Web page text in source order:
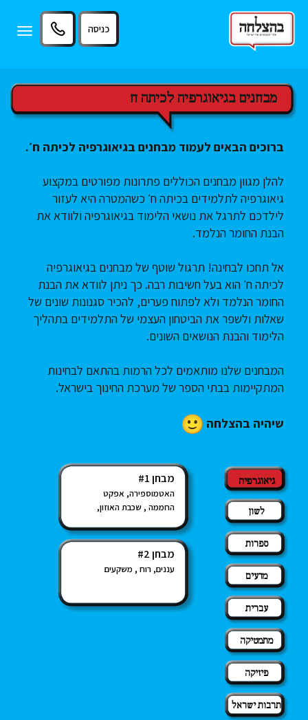
Toggle
כניסה
מבחנים בגיאוגרפיה לכיתה ח
ברוכים הבאים לעמוד מבחנים בגיאוגרפיה לכיתה ח׳.
להלן מגוון מבחנים הכוללים פתרונות מפורטים במקצוע
גיאוגרפיה לתלמידים בכיתה ח׳ כשהמטרה היא לעזור
לילדכם לתרגל את נושאי הלימוד בגיאוגרפיה ולוודא את
הבנת החומר הנלמד.
אל תחכו לבחינה! תרגול שוטף של מבחנים בגיאוגרפיה
לכיתה ח׳ הוא בעל חשיבות רבה. כך ניתן לוודא את הבנת
החומר הנלמד ולא לפתוח פערים, להכיר סגנונות שונים של
שאלות ולשפר את הביטחון העצמי של התלמידים בתהליך
הלימוד והבנת הנושאים השונים.
המבחנים שלנו מותאמים לכל הרמות בהתאם לבחינות
המתקיימות בבתי הספר של מערכת החינוך בישראל.
שיהיה בהצלחה
גיאוגרפיה
לשון
ספרות
מדעים
עברית
מתמטיקה
פיזיקה
תרבות ישראל
מבחן #1
האטמוספירה, אפקט
החממה , שכבת האוזון,
מבחן #2
עננים, רוח , משקעים